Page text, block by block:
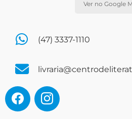
Ver no Google
(47) 3337-1110